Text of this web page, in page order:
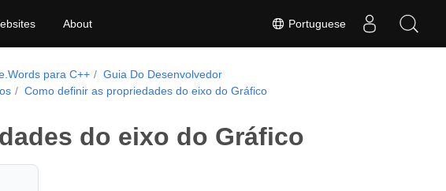
Portuguese
About
para C++
Guia Do Desenvolvedor
Como definir as propriedades do eixo do Gráfico
do eixo do Gráfico